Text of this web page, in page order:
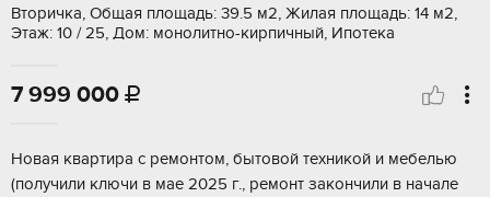
Вторичка, Общая площадь: 39.5 м2, Жилая площадь: 14 м2,
Этаж: 10 / 25, Дом: монолитно-кирпичный, Ипотека
7 999 000 
Новая квартира с ремонтом, бытовой техникой и мебелью
(получили ключи в мае 2025 г., ремонт закончили в начале